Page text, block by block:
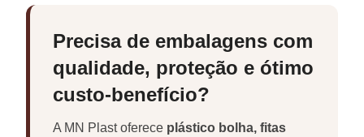
Precisa de embalagens com
qualidade, proteção e ótimo
custo-benefício?
A MN Plast oferece plástico bolha, fitas